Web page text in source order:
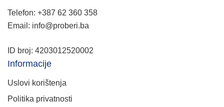
Telefon: +387 62 360 358
Email: info@proberi.ba
ID broj: 4203012520002
Informacije
Uslovi korištenja
Politika privatnosti